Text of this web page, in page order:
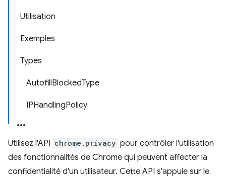
Utilisation
Exemples
Types
AutofillBlockedType
IPHandlingPolicy
Utilisez l'API chrome.privacy pour contrôler l'utilisation
des fonctionnalités de Chrome qui peuvent affecter la
confidentialité d'un utilisateur. Cette API s'appuie sur le